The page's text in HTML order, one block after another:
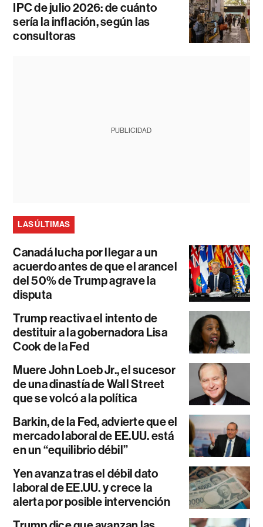
IPC de julio 2026: de cuánto
sería la inflación, según las
consultoras
PUBLICIDAD
LAS ÚLTIMAS
Canadá lucha por llegar a un
acuerdo antes de que el arancel
del 50% de Trump agrave la
disputa
Trump reactiva el intento de
destituir a la gobernadora Lisa
Cook de la Fed
Muere John Loeb Jr., el sucesor
de una dinastía de Wall Street
que se volcó a la política
Barkin, de la Fed, advierte que el
mercado laboral de EE.UU. está
en un “equilibrio débil”
Yen avanza tras el débil dato
laboral de EE.UU. y crece la
alerta por posible intervención